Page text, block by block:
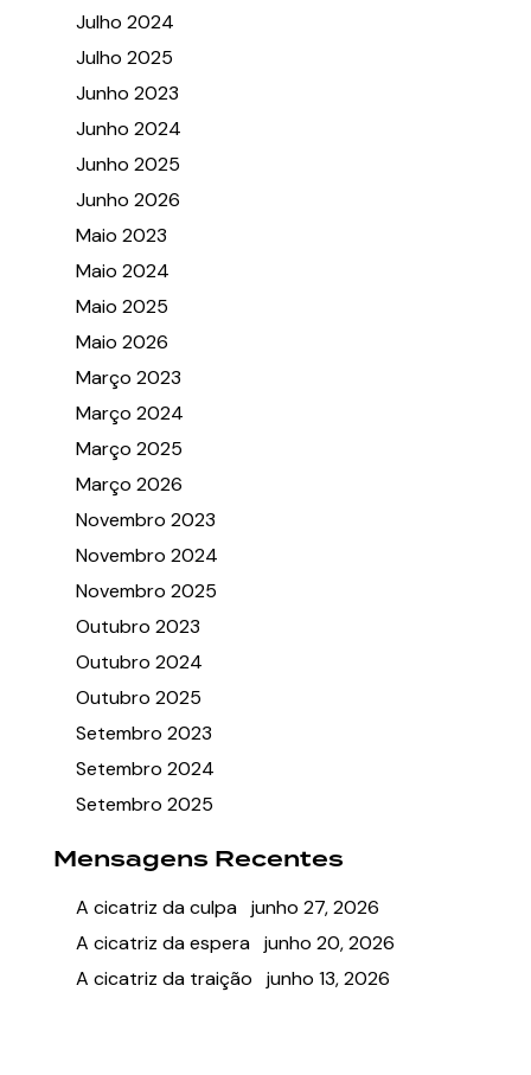
Julho 2024
Julho 2025
Junho 2023
Junho 2024
Junho 2025
Junho 2026
Maio 2023
Maio 2024
Maio 2025
Maio 2026
Março 2023
Março 2024
Março 2025
Março 2026
Novembro 2023
Novembro 2024
Novembro 2025
Outubro 2023
Outubro 2024
Outubro 2025
Setembro 2023
Setembro 2024
Setembro 2025
Mensagens Recentes
A cicatriz da culpa junho 27, 2026
A cicatriz da espera junho 20, 2026
A cicatriz da traição
junho 13, 2026